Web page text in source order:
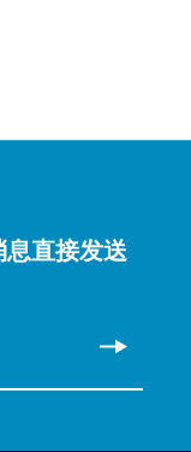
直接发送